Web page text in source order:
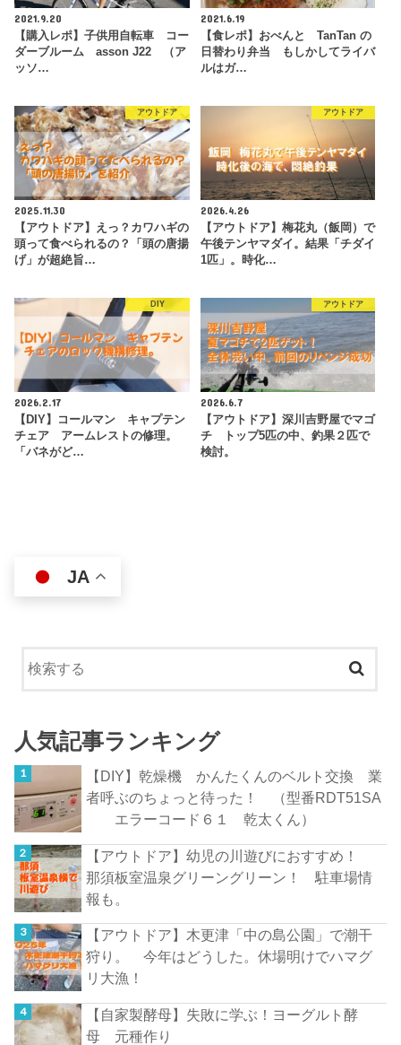
2021.9.20
【購入レポ】子供用自転車 コー
ダーブルーム asson J22 （ア
ッソ…
2021.6.19
【食レポ】おべんと TanTan の
日替わり弁当 もしかしてライバ
ルはガ…
アウトドア
2025.11.30
【アウトドア】えっ？カワハギの
頭って食べられるの？「頭の唐揚
げ」が超絶旨…
アウトドア
2026.4.26
【アウトドア】梅花丸（飯岡）で
午後テンヤマダイ。結果「チダイ
1匹」。時化…
DIY
2026.2.17
【DIY】コールマン キャプテン
チェア アームレストの修理。
「バネがど…
アウトドア
2026.6.7
【アウトドア】深川吉野屋でマゴ
チ トップ5匹の中、釣果２匹で
検討。
JA
人気記事ランキング
【DIY】乾燥機 かんたくんのベルト交換 業
者呼ぶのちょっと待った！ （型番RDT51SA
エラーコード６１ 乾太くん）
【アウトドア】幼児の川遊びにおすすめ！
那須板室温泉グリーングリーン！ 駐車場情
報も。
【アウトドア】木更津「中の島公園」で潮干
狩り。 今年はどうした。休場明けでハマグ
リ大漁！
【自家製酵母】失敗に学ぶ！ヨーグルト酵
母 元種作り